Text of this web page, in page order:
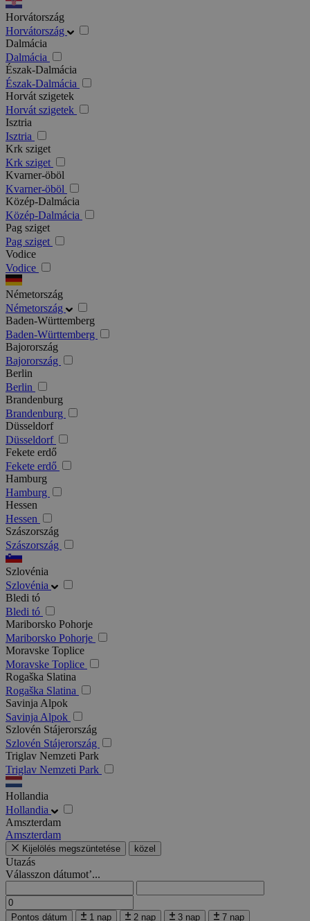
Horvátország
Horvátország
Dalmácia
Dalmácia
Észak-Dalmácia
Észak-Dalmácia
Horvát szigetek
Horvát szigetek
Isztria
Isztria
Krk sziget
Krk sziget
Kvarner-öböl
Kvarner-öböl
Közép-Dalmácia
Közép-Dalmácia
Pag sziget
Pag sziget
Vodice
Vodice
Németország
Németország
Baden-Württemberg
Baden-Württemberg
Bajorország
Bajorország
Berlin
Berlin
Brandenburg
Brandenburg
Düsseldorf
Düsseldorf
Fekete erdő
Fekete erdő
Hamburg
Hamburg
Hessen
Hessen
Szászország
Szászország
Szlovénia
Szlovénia
Bledi tó
Bledi tó
Mariborsko Pohorje
Mariborsko Pohorje
Moravske Toplice
Moravske Toplice
Rogaška Slatina
Rogaška Slatina
Savinja Alpok
Savinja Alpok
Szlovén Stájerország
Szlovén Stájerország
Triglav Nemzeti Park
Triglav Nemzeti Park
Hollandia
Hollandia
Amszterdam
Amszterdam
Kijelölés megszüntetése közel
Utazás
Válasszon dátumot’...
Pontos dátum 1 nap 2 nap 3 nap 7 nap